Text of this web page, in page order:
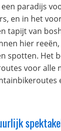
paradijs
en in het
tapijt van
hier reeën,
spotten. Het
voor alle